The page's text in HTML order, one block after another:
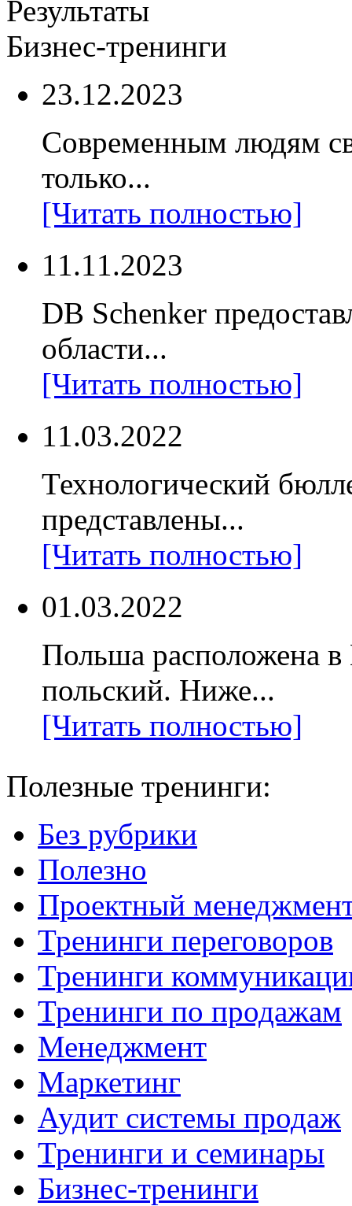
Результаты
Бизнес-тренинги
23.12.2023
Современным людям
только...
[Читать полностью]
11.11.2023
DB Schenker
области...
[Читать полностью]
11.03.2022
Технологический
представлены...
[Читать полностью]
01.03.2022
Польша расположена
польский. Ниже...
[Читать полностью]
Полезные тренинги:
Без рубрики
Полезно
Проектный
Тренинги переговоров
Тренинги
Тренинги по продажам
Менеджмент
Маркетинг
Аудит системы продаж
Тренинги и семинары
Бизнес-тренинги